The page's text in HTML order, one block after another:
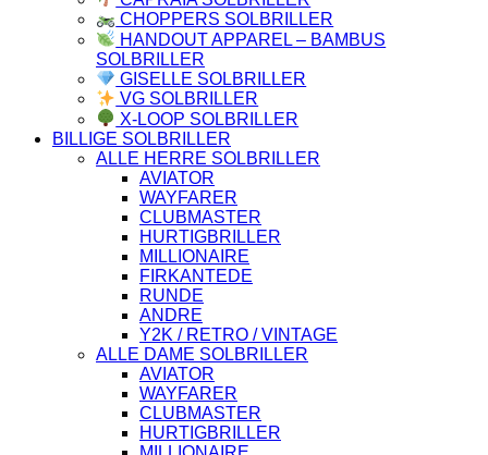
CHOPPERS SOLBRILLER
HANDOUT APPAREL – BAMBUS
SOLBRILLER
GISELLE SOLBRILLER
VG SOLBRILLER
X-LOOP SOLBRILLER
BILLIGE SOLBRILLER
ALLE HERRE SOLBRILLER
AVIATOR
WAYFARER
CLUBMASTER
HURTIGBRILLER
MILLIONAIRE
FIRKANTEDE
RUNDE
ANDRE
Y2K / RETRO / VINTAGE
ALLE DAME SOLBRILLER
AVIATOR
WAYFARER
CLUBMASTER
HURTIGBRILLER